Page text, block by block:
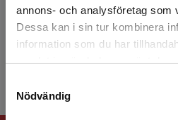
annons- och analysföretag som
Dessa kan i sin tur kombinera
information som du har
Nödvändig
Det verkar som att du
studentlitteratur.se via en
Vi erbjuder inte leveranser
att kunna slutföra ett köp
Institutionen för barn och
specialpedagogik och
universitet. Hon är erfa...